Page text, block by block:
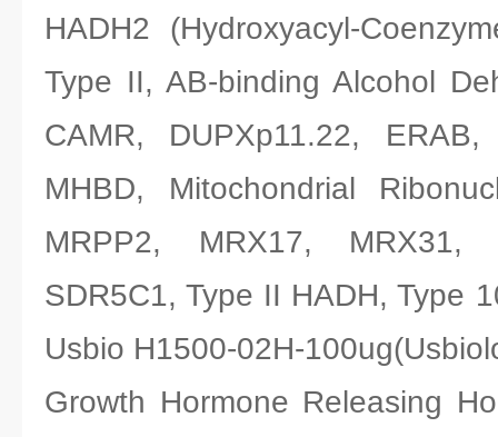
HADH2 (Hydroxyacyl-
Type II, AB-binding Alcohol
CAMR, DUPXp11.22,
MHBD, Mitochondrial
MRPP2, MRX17, MRX31,
SDR5C1, Type II HADH, Type
Usbio H1500-02H-
Growth Hormone Releasing